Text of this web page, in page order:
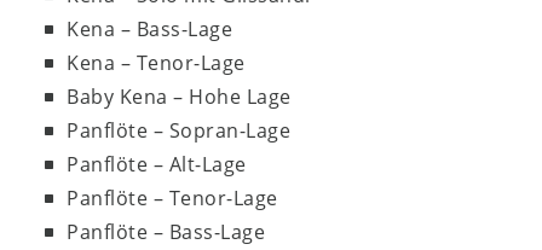
Kena – Bass-Lage
Kena – Tenor-Lage
Baby Kena – Hohe Lage
Panflöte – Sopran-Lage
Panflöte – Alt-Lage
Panflöte – Tenor-Lage
Panflöte – Bass-Lage